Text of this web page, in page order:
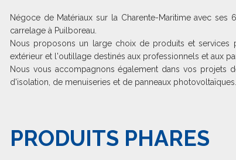
Négoce de Matériaux sur la Charente-Maritime avec
carrelage à Puilboreau.
Nous proposons un large choix de produits et services
extérieur et l'outillage destinés aux professionnels et aux
Nous vous accompagnons également dans vos projets
d'isolation, de menuiseries et de panneaux photovoltaïques.
PRODUITS PHARES